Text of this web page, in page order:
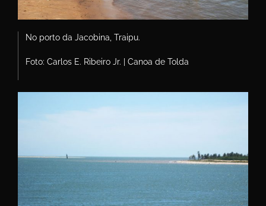
No porto da Jacobina, Traipu.
Foto: Carlos E. Ribeiro Jr. | Canoa de Tolda